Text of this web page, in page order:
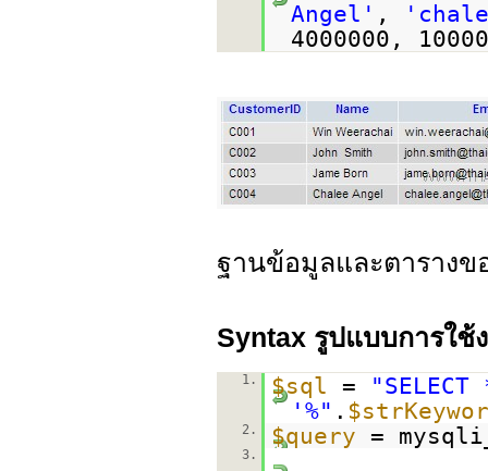
Angel' ,
4000000,
ฐานข้อมูลและตารางข
Syntax รูปแบบการใช้
1. $sql =
"SELECT
'%" .
2. $query =
3.